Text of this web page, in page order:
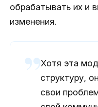
обрабатывать их и
изменения.
Хотя эта
структуру,
свои